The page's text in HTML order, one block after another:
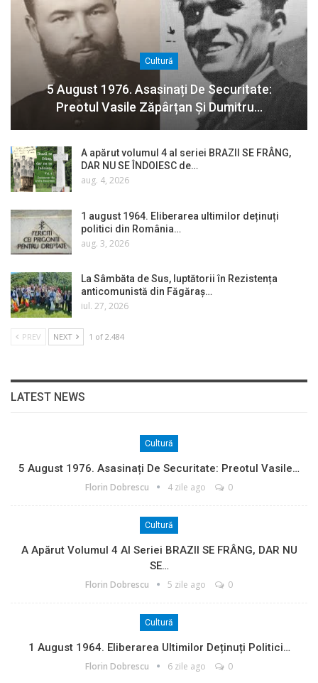
Cultură
5 August 1976. Asasinați De Securitate:
Preotul Vasile Zăpârțan Și Dumitru…
A apărut volumul 4 al seriei BRAZII SE FRÂNG,
DAR NU SE ÎNDOIESC de…
aug. 4, 2026
1 august 1964. Eliberarea ultimilor deținuți
politici din România…
aug. 3, 2026
La Sâmbăta de Sus, luptătorii în Rezistența
anticomunistă din Făgăraș…
iul. 27, 2026
PREV NEXT 1 of 2.484
LATEST NEWS
Cultură
5 August 1976. Asasinați De Securitate: Preotul Vasile…
Florin Dobrescu 4 zile ago 0
Cultură
A Apărut Volumul 4 Al Seriei BRAZII SE FRÂNG, DAR NU
SE…
Florin Dobrescu 5 zile ago 0
Cultură
1 August 1964. Eliberarea Ultimilor Deținuți Politici…
Florin Dobrescu 6 zile ago 0